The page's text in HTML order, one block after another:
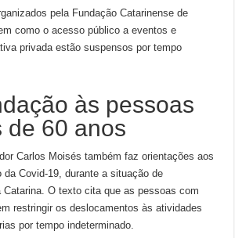
pela Fundação Catarinense de
como o acesso público a eventos e
privada estão suspensos por tempo
às pessoas
de 60 anos
Carlos Moisés também faz orientações aos
Covid-19, durante a situação de
Catarina. O texto cita que as pessoas com
restringir os deslocamentos às atividades
por tempo indeterminado.